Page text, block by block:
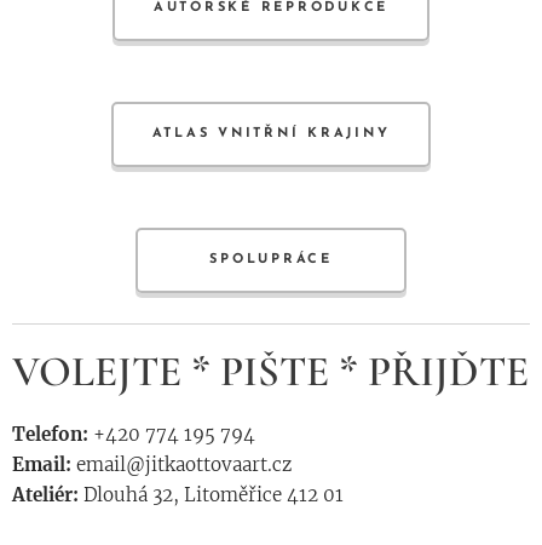
AUTORSKÉ REPRODUKCE
ATLAS VNITŘNÍ KRAJINY
SPOLUPRÁCE
VOLEJTE * PIŠTE * PŘIJĎTE
Telefon: +420 774 195 794
Email: email@jitkaottovaart.cz
Ateliér: Dlouhá 32, Litoměřice 412 01